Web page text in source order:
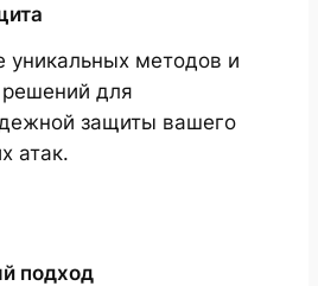
уникальных методов и
для
защиты вашего
атак.
подход